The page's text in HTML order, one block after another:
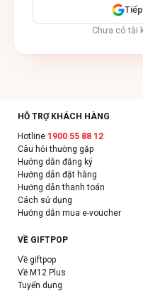
Chưa có tài
HỖ TRỢ KHÁCH HÀNG
Hotline 1900 55 88 12
Câu hỏi thường gặp
Hướng dẫn đăng ký
Hướng dẫn đặt hàng
Hướng dẫn thanh toán
Cách sử dụng
Hướng dẫn mua e-voucher
VỀ GIFTPOP
Về giftpop
Về M12 Plus
Tuyển dụng